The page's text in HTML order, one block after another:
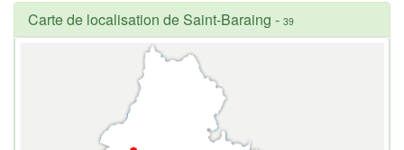
Carte de localisation de Saint-Baraing - 39